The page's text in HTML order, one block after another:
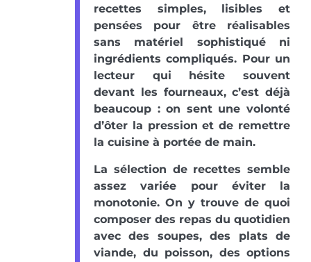
recettes simples, lisibles et
pensées pour être réalisables
sans matériel sophistiqué ni
ingrédients compliqués. Pour un
lecteur qui hésite souvent
devant les fourneaux, c’est déjà
beaucoup : on sent une volonté
d’ôter la pression et de remettre
la cuisine à portée de main.
La sélection de recettes semble
assez variée pour éviter la
monotonie. On y trouve de quoi
composer des repas du quotidien
avec des soupes, des plats de
viande, du poisson, des options